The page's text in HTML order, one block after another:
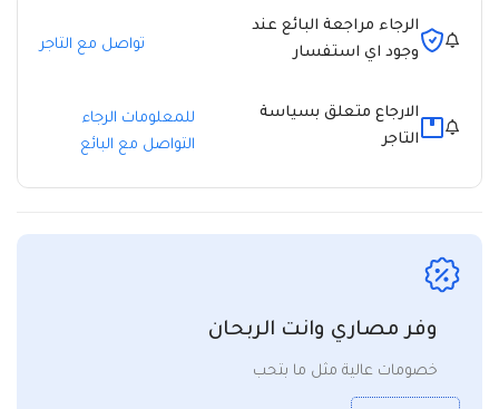
الرجاء مراجعة البائع عند
وجود اي استفسار
تواصل مع التاجر
الارجاع متعلق بسياسة
التاجر
للمعلومات الرجاء
التواصل مع البائع
وفر مصاري وانت الربحان
خصومات عالية مثل ما بتحب